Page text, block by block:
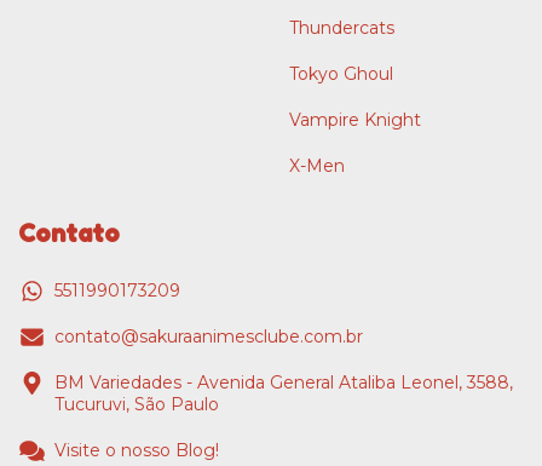
Thundercats
Tokyo Ghoul
Vampire Knight
X-Men
Contato
5511990173209
contato@sakuraanimesclube.com.br
BM Variedades - Avenida General Ataliba Leonel, 3588,
Tucuruvi, São Paulo
Visite o nosso Blog!